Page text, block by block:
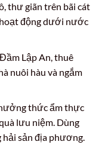
thư giãn trên bãi cát
động dưới nước
Lập An, thuê
nuôi hàu và ngắm
thức ẩm thực
lưu niệm. Dùng
sản địa phương.